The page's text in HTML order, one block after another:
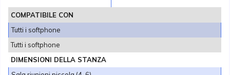
COMPATIBILE CON
Tutti i softphone
Tutti i softphone
DIMENSIONI DELLA STANZA